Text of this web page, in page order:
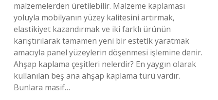
malzemelerden üretilebilir. Malzeme kaplaması
yoluyla mobilyanın yüzey kalitesini artırmak,
elastikiyet kazandırmak ve iki farklı ürünün
karıştırılarak tamamen yeni bir estetik yaratmak
amacıyla panel yüzeylerin döşenmesi işlemine denir.
Ahşap kaplama çeşitleri nelerdir? En yaygın olarak
kullanılan beş ana ahşap kaplama türü vardır.
Bunlara masif…